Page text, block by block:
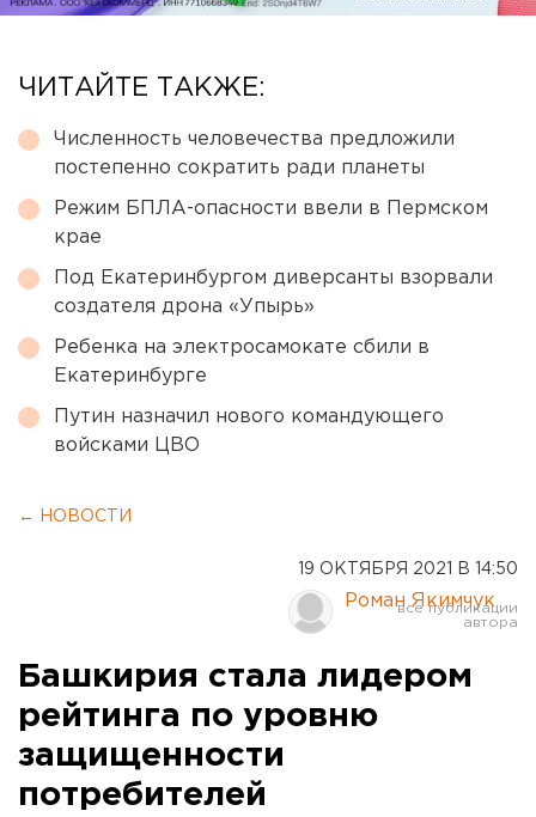
ЧИТАЙТЕ ТАКЖЕ:
Численность человечества предложили
постепенно сократить ради планеты
Режим БПЛА-опасности ввели в Пермском
крае
Под Екатеринбургом диверсанты взорвали
создателя дрона «Упырь»
Ребенка на электросамокате сбили в
Екатеринбурге
Путин назначил нового командующего
войсками ЦВО
← НОВОСТИ
19 ОКТЯБРЯ 2021 В 14:50
Роман Якимчук
Башкирия стала лидером
рейтинга по уровню
защищенности
потребителей